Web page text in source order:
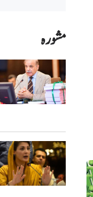
مشورہ